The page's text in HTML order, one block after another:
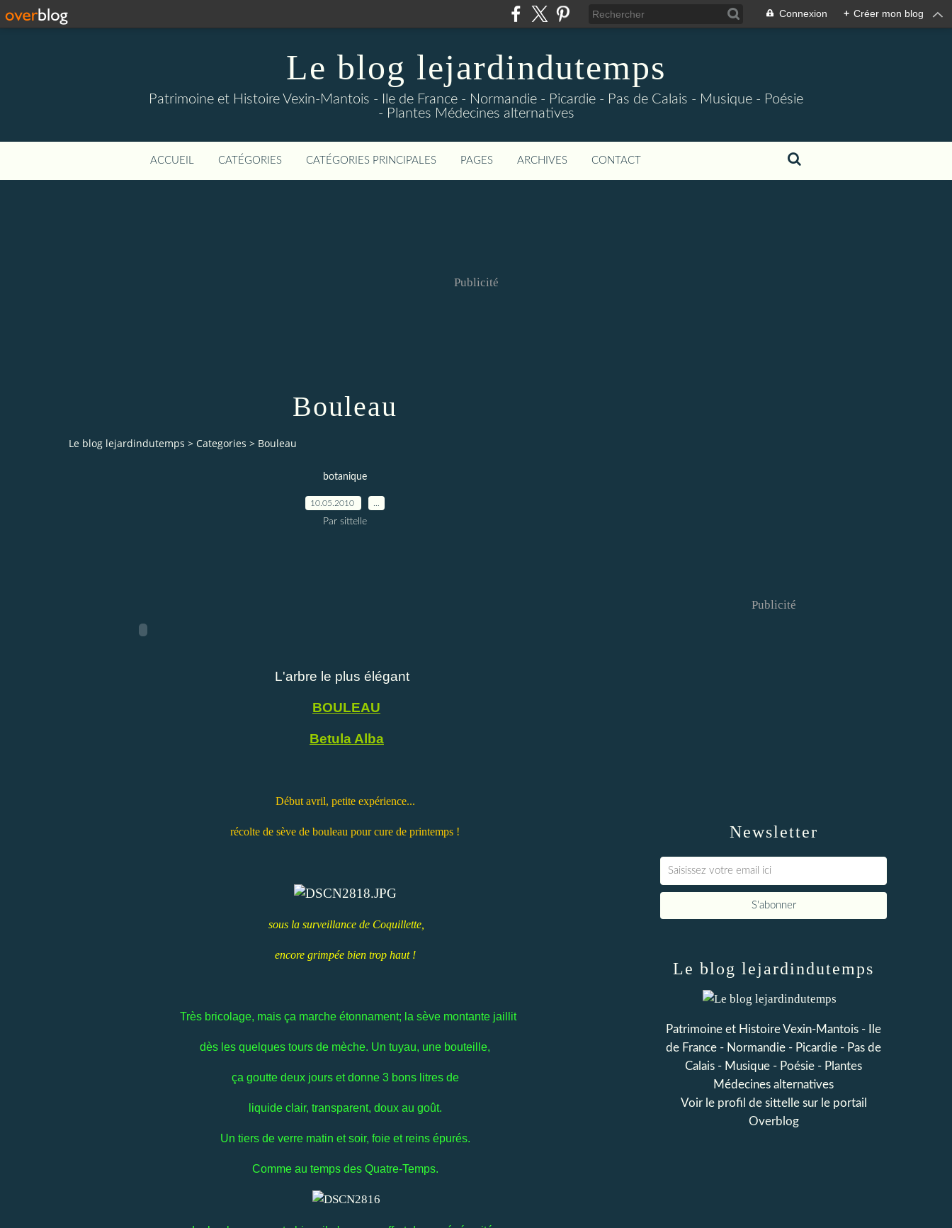
Connexion + Créer mon blog
Le blog lejardindutemps
Patrimoine et Histoire Vexin-Mantois - Ile de France - Normandie - Picardie - Pas de Calais - Musique - Poésie
- Plantes Médecines alternatives
ACCUEIL CATÉGORIES CATÉGORIES PRINCIPALES PAGES ARCHIVES CONTACT
Publicité
Bouleau
Le blog lejardindutemps > Categories > Bouleau
botanique
10.05.2010
Par sittelle
L'arbre le plus élégant
BOULEAU
Betula Alba
Début avril, petite expérience...
récolte de sève de bouleau pour cure de printemps !
sous la surveillance de Coquillette,
encore grimpée bien trop haut !
Très bricolage, mais ça marche étonnament; la sève montante jaillit
dès les quelques tours de mèche. Un tuyau, une bouteille,
ça goutte deux jours et donne 3 bons litres de
liquide clair, transparent, doux au goût.
Un tiers de verre matin et soir, foie et reins épurés.
Comme au temps des Quatre-Temps.
Newsletter
Publicité
Le blog lejardindutemps
Patrimoine et Histoire Vexin-Mantois - Ile
de France - Normandie - Picardie - Pas de
Calais - Musique - Poésie - Plantes
Médecines alternatives
Voir le profil de sittellesur le portail
Overblog